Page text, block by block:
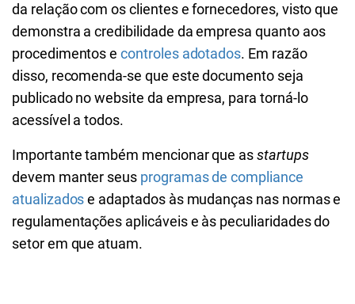
da relação com os clientes e fornecedores, visto que
demonstra a credibilidade da empresa quanto aos
procedimentos econtroles adotados. Em razão
disso, recomenda-se que este documento seja
publicado no website da empresa, para torná-lo
acessível a todos.
Importante também mencionar que asstartups
devem manter seus programas de compliance
atualizadose adaptados às mudanças nas normas e
regulamentações aplicáveis e às peculiaridades do
setor em que atuam.